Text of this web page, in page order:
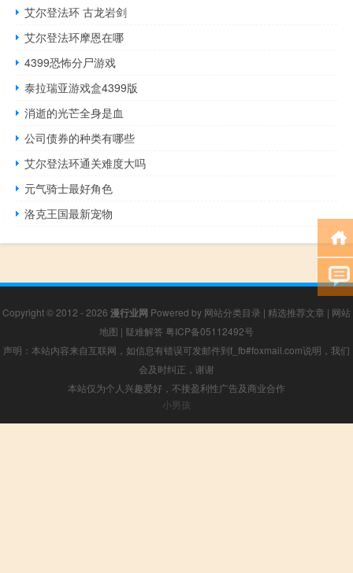
艾尔登法环 古龙岩剑
艾尔登法环摩恩在哪
4399恐怖分尸游戏
泰拉瑞亚游戏盒4399版
消逝的光芒全身是血
公司债券的种类有哪些
艾尔登法环通关难度大吗
元气骑士最好角色
洛克王国最新宠物
Copyright © 2012 - 2026 漫行业网 Powered by 网站分类目录 | 精选推荐文章 | 网站
地图 | 疑难解答 粤ICP备05112492号
声明：本站内容来自互联网，如信息有错误可发邮件到f_fb#foxmail.com说明，我们
会及时纠正，谢谢
本站仅为个人兴趣爱好，不接盈利性广告及商业合作
小男孩